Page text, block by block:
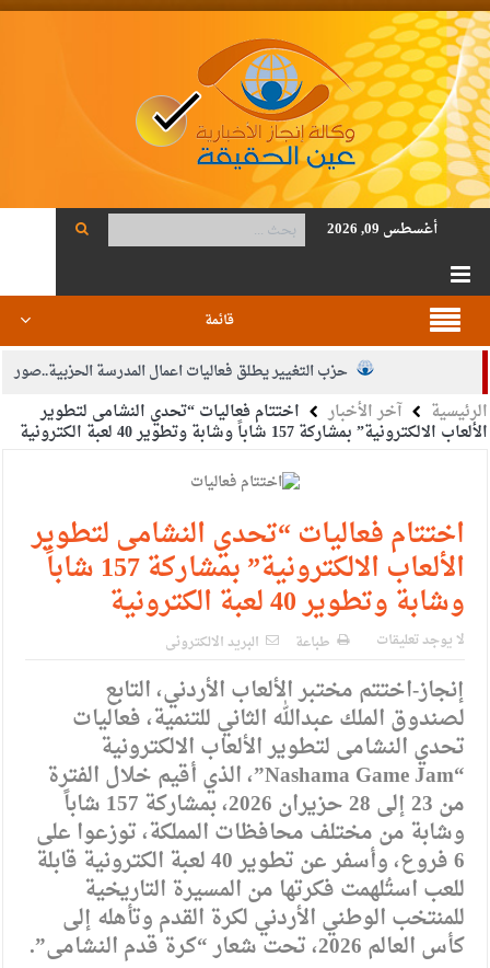
أغسطس 09, 2026
قائمة
حزب التغيير يطلق فعاليات اعمال المدرسة الحزبية..صور
الجيش يفتح باب التجنيد لحملة البكالوريوس في الحقوق والقانون
الإسلامية والمسيحية
الأمن يتلف 16 مليون حبة كبتاجون و1480 كغم مواد مخدرة
النواب يقر مشروع تعديل قانون الملكية العقارية
القاضي يلتقي رؤساء تحرير الصحف اليومية ويؤكد حرص مجلس
دعوة المكلفين بخدمة العلم (الدفعة الثالثة) إلى مراجعة منصة خدمة
العلم
الملك يلتقي مجموعة من رفاق السلاح
الملك يتلقى اتصالا هاتفيا من العاهل البحريني
القاضي محمود أحمد فريحات.. مبارك ومزيدا من التوفيق
الرئيسية آخر الأخبار اختتام فعاليات “تحدي النشامى لتطوير
الألعاب الالكترونية” بمشاركة 157 شاباً وشابة وتطوير 40 لعبة الكترونية
اختتام فعاليات “تحدي النشامى لتطوير
الألعاب الالكترونية” بمشاركة 157 شاباً
وشابة وتطوير 40 لعبة الكترونية
لا يوجد تعليقات طباعة البريد الالكترونى
إنجاز-اختتم مختبر الألعاب الأردني، التابع
لصندوق الملك عبدالله الثاني للتنمية، فعاليات
تحدي النشامى لتطوير الألعاب الالكترونية
“Nashama Game Jam”، الذي أقيم خلال الفترة
من 23 إلى 28 حزيران 2026، بمشاركة 157 شاباً
وشابة من مختلف محافظات المملكة، توزعوا على
6 فروع، وأسفر عن تطوير 40 لعبة الكترونية قابلة
للعب استُلهمت فكرتها من المسيرة التاريخية
للمنتخب الوطني الأردني لكرة القدم وتأهله إلى
كأس العالم 2026، تحت شعار “كرة قدم النشامى”.